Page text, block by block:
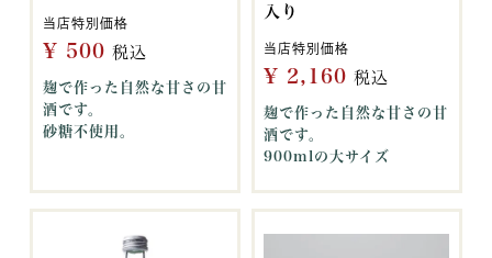
当店特別価格
¥ 500 税込
麹で作った自然な甘さの甘
酒です。
砂糖不使用。
入り
当店特別価格
¥ 2,160 税込
麹で作った自然な甘さの甘
酒です。
900mlの大サイズ